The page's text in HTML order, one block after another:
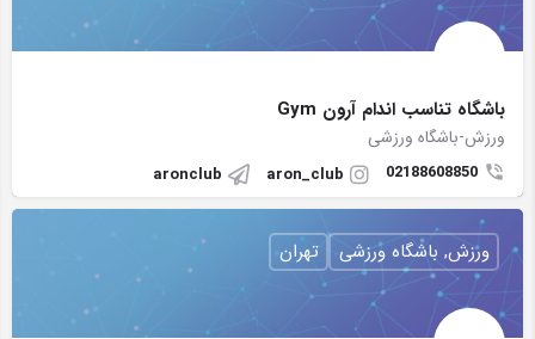
باشگاه تناسب اندام آرون Gym
ورزش-باشگاه ورزشی
02188608850
aron_club
aronclub
ورزش, باشگاه ورزشی تهران